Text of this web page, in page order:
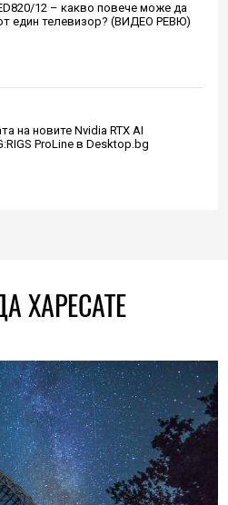
12 – какво повече може да
един телевизор? (ВИДЕО РЕВЮ)
на новите Nvidia RTX AI
ProLine в Desktop.bg
ХАРЕСАТЕ